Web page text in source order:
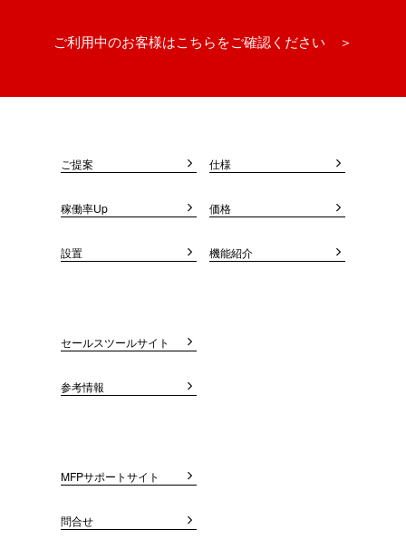
ご利用中のお客様はこちらをご確認ください ＞
ご提案
稼働率Up
設置
仕様
価格
機能紹介
セールスツールサイト
参考情報
MFPサポートサイト
問合せ